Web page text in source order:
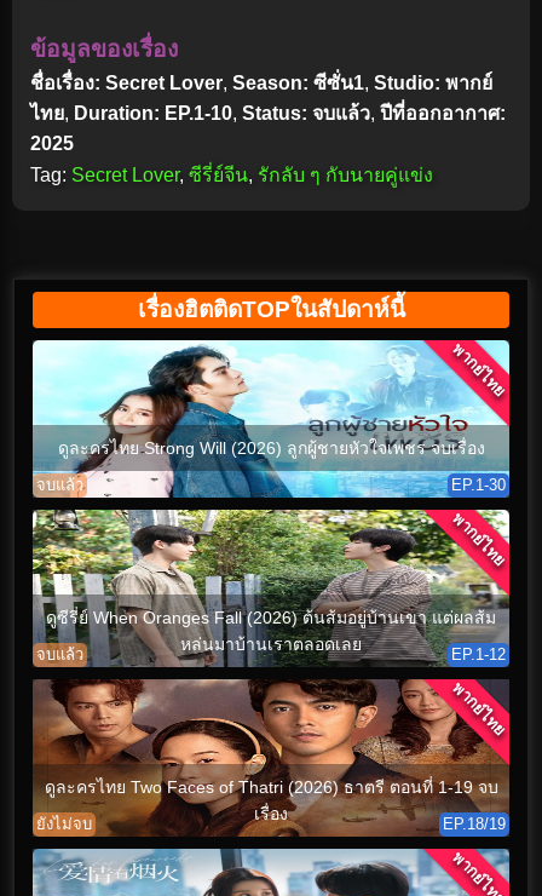
ข้อมูลของเรื่อง
ชื่อเรื่อง: Secret Lover, Season: ซีซั่น1, Studio: พากย์
ไทย, Duration: EP.1-10, Status: จบแล้ว, ปีที่ออกอากาศ:
2025
Tag: Secret Lover, ซีรี่ย์จีน, รักลับ ๆ กับนายคู่แข่ง
เรื่องฮิตติดTOPในสัปดาห์นี้
ดูละครไทย Strong Will (2026) ลูกผู้ชายหัวใจเพชร จบเรื่อง
จบแล้ว EP.1-30
พากย์ไทย
ดูซีรี่ย์ When Oranges Fall (2026) ต้นส้มอยู่บ้านเขา แต่ผลส้ม
หล่นมาบ้านเราตลอดเลย
จบแล้ว EP.1-12
พากย์ไทย
ดูละครไทย Two Faces of Thatri (2026) ธาตรี ตอนที่ 1-19 จบ
เรื่อง
ยังไม่จบ EP.18/19
พากย์ไทย
พากย์ไทย